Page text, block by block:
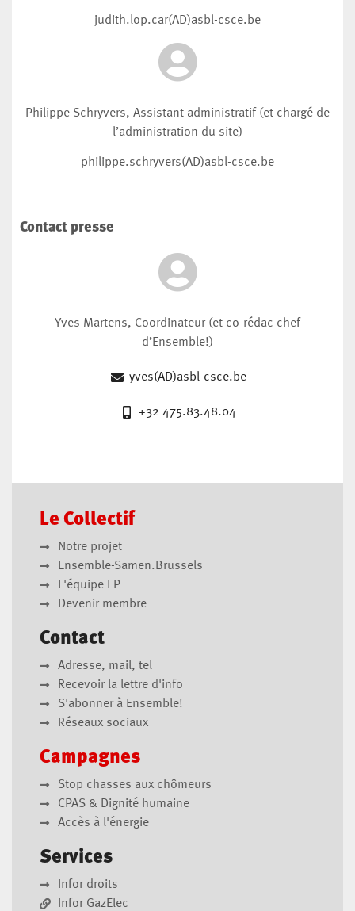
judith.lop.car(AD)asbl-csce.be
Philippe Schryvers, Assistant administratif (et chargé de
l’administration du site)
philippe.schryvers(AD)asbl-csce.be
Contact presse
Yves Martens, Coordinateur (et co-rédac chef
d’Ensemble!)
yves(AD)asbl-csce.be
+32 475.83.48.04
Le Collectif
Notre projet
Ensemble-Samen.Brussels
L'équipe EP
Devenir membre
Contact
Adresse, mail, tel
Recevoir la lettre d'info
S'abonner à Ensemble!
Réseaux sociaux
Campagnes
Stop chasses aux chômeurs
CPAS & Dignité humaine
Accès à l'énergie
Services
Infor droits
Infor GazElec